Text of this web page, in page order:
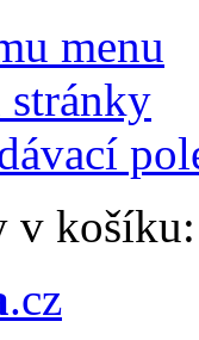
menu
stránky
v
.cz